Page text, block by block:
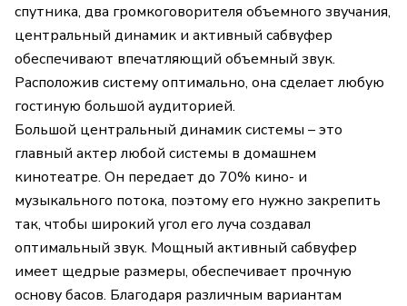
спутника, два громкоговорителя объемного звучания,
центральный динамик и активный сабвуфер
обеспечивают впечатляющий объемный звук.
Расположив систему оптимально, она сделает любую
гостиную большой аудиторией.
Большой центральный динамик системы – это
главный актер любой системы в домашнем
кинотеатре. Он передает до 70% кино- и
музыкального потока, поэтому его нужно закрепить
так, чтобы широкий угол его луча создавал
оптимальный звук. Мощный активный сабвуфер
имеет щедрые размеры, обеспечивает прочную
основу басов. Благодаря различным вариантам